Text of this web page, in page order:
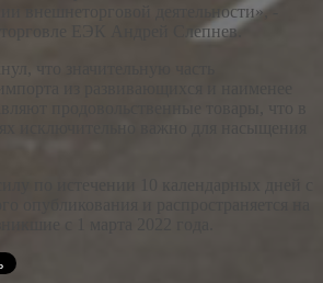
внешнеторговой деятельности», -
торговле ЕЭК Андрей Слепнев.
что значительную часть
продовольственные товары, что в